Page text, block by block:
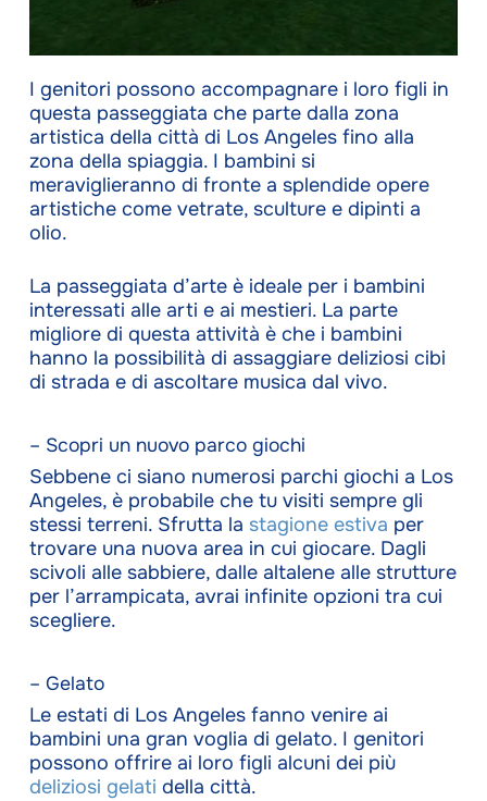
I genitori possono accompagnare i loro figli in
questa passeggiata che parte dalla zona
artistica della città di Los Angeles fino alla
zona della spiaggia. I bambini si
meraviglieranno di fronte a splendide opere
artistiche come vetrate, sculture e dipinti a
olio.
La passeggiata d’arte è ideale per i bambini
interessati alle arti e ai mestieri. La parte
migliore di questa attività è che i bambini
hanno la possibilità di assaggiare deliziosi cibi
di strada e di ascoltare musica dal vivo.
– Scopri un nuovo parco giochi
Sebbene ci siano numerosi parchi giochi a Los
Angeles, è probabile che tu visiti sempre gli
stessi terreni. Sfrutta la stagione estiva per
trovare una nuova area in cui giocare. Dagli
scivoli alle sabbiere, dalle altalene alle strutture
per l’arrampicata, avrai infinite opzioni tra cui
scegliere.
– Gelato
Le estati di Los Angeles fanno venire ai
bambini una gran voglia di gelato. I genitori
possono offrire ai loro figli alcuni dei più
deliziosi gelati della città.